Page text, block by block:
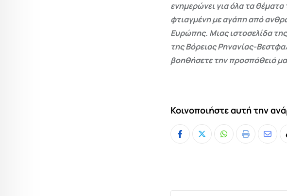
ενημερώνει για όλα τα
φτιαγμένη με αγάπη από
Ευρώπης. Μιας ιστοσελίδα
της Βόρειας Ρηνανίας-
βοηθήσετε την προσπάθειά
Κοινοποιήστε αυτή την
Whatsapp
Print